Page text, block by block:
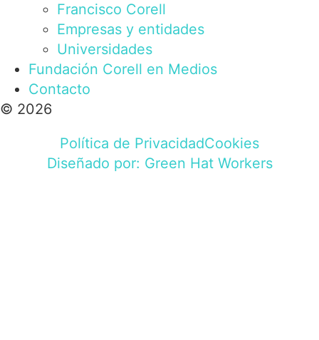
Francisco Corell
Empresas y entidades
Universidades
Fundación Corell en Medios
Contacto
© 2026
Política de PrivacidadCookies
Diseñado por: Green Hat Workers